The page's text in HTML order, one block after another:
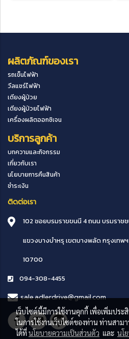
ผลิตภัณฑ์ของเรา
รถเข็นไฟฟ้า
วีลแชร์ไฟฟ้า
เตียงผู้ป่วย
เตียงผู้ป่วยไฟฟ้า
เครื่องผลิตออกซิเจน
บริการลูกค้า
บทความและกิจกรรม
เกี่ยวกับเรา
นโยบายการคืนสินค้า
ชำระเงิน
ติดต่อเรา
102 ซอยบรมราขขนนี 4 ถนน บรมราช
แขวงบางบำหรุ เขตบางพลัดกรุงเทพฯ
10700
094-308-4455
sale.adlerdrive@gmail.com
เว็บไซต์นี้มีการใช้งานคุกกี้ เพื่อเพิ่มปร
ในการใช้งานเว็บไซต์ของท่าน ท่านสาม
ได้ที่นโยบายความเป็นส่วนตัว และ นโ